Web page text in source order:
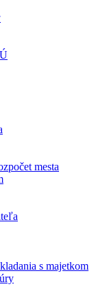
mesta
s majetkom